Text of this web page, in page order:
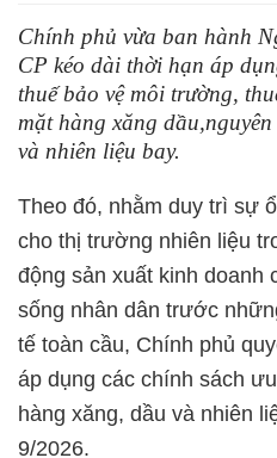
Chính phủ vừa ban hành
CP kéo dài thời hạn áp
thuế bảo vệ môi trường,
mặt hàng xăng
và nhiên liệu bay.
Theo đó, nhằm duy trì sự
cho thị trường nhiên liệu
động sản xuất kinh doanh
sống nhân dân trước
tế toàn cầu, Chính phủ
áp dụng các chính sách
hàng xăng, dầu và nhiên
9/2026.